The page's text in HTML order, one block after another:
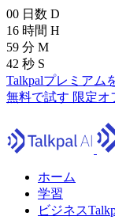
00 日数 D
16 時間 H
59 分 M
41 秒 S
Talkpalプレミアム
無料で試す 限定オ
ホーム
学習
ビジネス